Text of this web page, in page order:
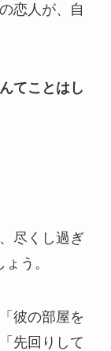
恋人が、自
てことはし
尽くし過ぎ
う。
彼の部屋を
先回りして